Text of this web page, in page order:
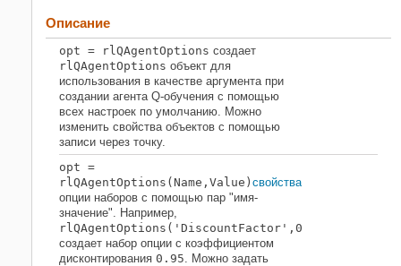
Описание
opt = rlQAgentOptions создает
rlQAgentOptions объект для
использования в качестве аргумента при
создании агента Q-обучения с помощью
всех настроек по умолчанию. Можно
изменить свойства объектов с помощью
записи через точку.
opt =
rlQAgentOptions( Name,Value ) свойства
опции наборов с помощью пар "имя-
значение". Например,
rlQAgentOptions('DiscountFactor',0.95)
создает набор опции с коэффициентом
дисконтирования 0.95. Можно задать